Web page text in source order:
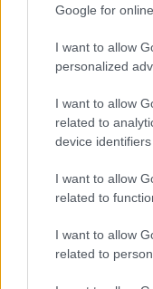
Google for
I want to allow
personalized
I want to allow
related to
device identifiers
I want to allow
related to
I want to allow
related to
Drake az
meglepetés
srecorder•2022. június 17.
Egy év se telt el a
Certified Lover
következő. A